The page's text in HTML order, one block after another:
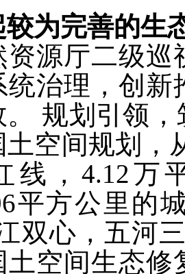
为完善的生
资源厅二级巡
统治理，创
。 规划引领
空间规划，
线，4.12万
平方公里的
双心，五河
土空间生态修